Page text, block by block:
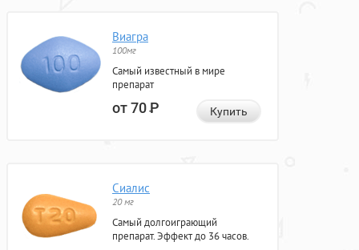
Виагра
100мг
Самый известный в мире
препарат
от 70Р Купить
Сиалис
20 мг
Самый долгоиграющий
препарат. Эффект до 36 часов.